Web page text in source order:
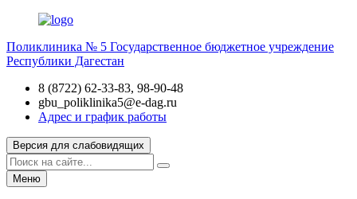
Поликлиника № 5 Государственное бюджетное учреждение
Республики Дагестан
8 (8722) 62-33-83, 98-90-48
gbu_poliklinika5@e-dag.ru
Адрес и график работы
Версия для слабовидящих
Меню